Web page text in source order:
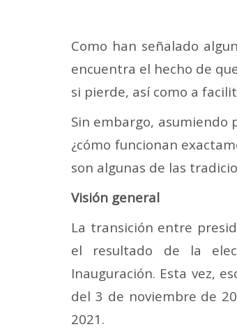
Como han señalado
encuentra el hecho de
si pierde, así como a
Sin embargo, asumiendo
¿cómo funcionan
son algunas de las
Visión general
La transición entre
el resultado de la
Inauguración. Esta vez,
del 3 de noviembre de
2021.